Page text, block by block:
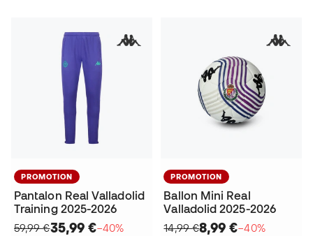
PROMOTION
Pantalon Real Valladolid
Training 2025-2026
59,99 €35,99 €−40%
PROMOTION
Ballon Mini Real
Valladolid 2025-2026
14,99 €8,99 €−40%